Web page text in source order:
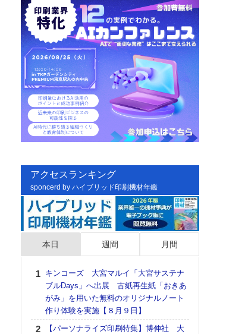
アクセスランキング
sponcerd by ハイブリッド印刷機材年鑑
本日 週間 月間
キンコーズ 大宮マルイ「大宮サステナ
ブルDays」へ出展 古紙再生紙「おきあ
がみ」を用いた無料のオリジナルノート
作り体験を実施【８月９日】
【パーソナライズ印刷特集】博伸社 大